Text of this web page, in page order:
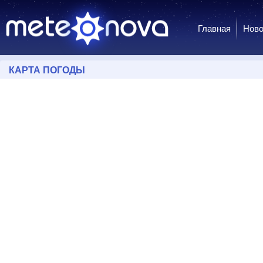
Главная
КАРТА ПОГОДЫ